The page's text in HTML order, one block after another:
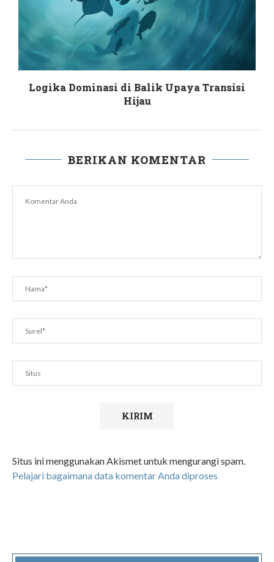
Logika Dominasi di Balik Upaya Transisi
Hijau
BERIKAN KOMENTAR
Situs ini menggunakan Akismet untuk mengurangi spam.
Pelajari bagaimana data komentar Anda diproses